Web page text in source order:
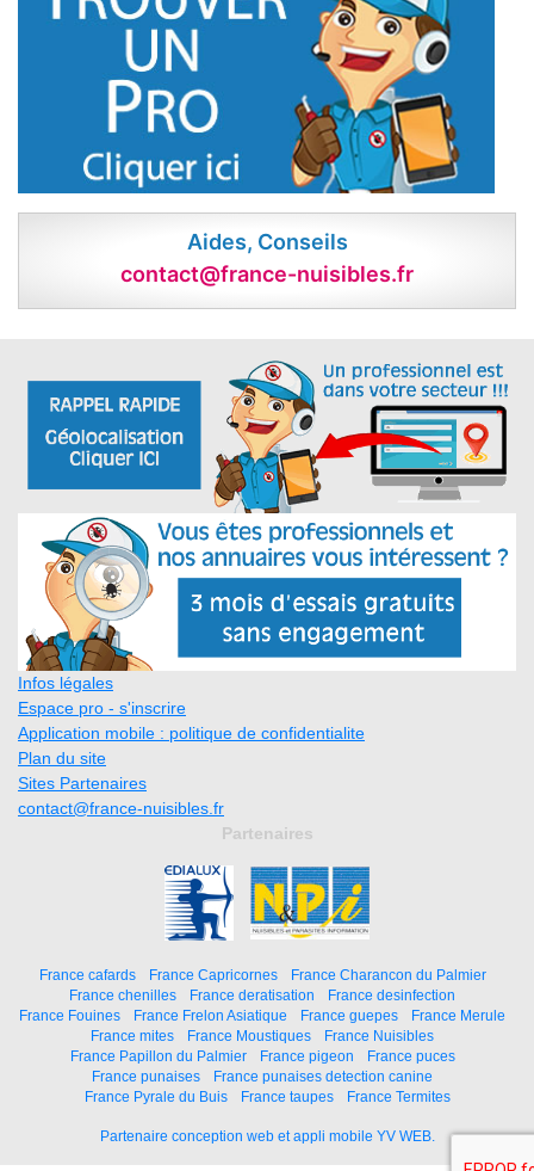
Aides, Conseils
contact@france-nuisibles.fr
Infos légales
Espace pro - s'inscrire
Application mobile : politique de confidentialite
Plan du site
Sites Partenaires
contact@france-nuisibles.fr
Partenaires
France cafards France Capricornes
France Charancon du Palmier
France chenilles
France deratisation
France desinfection
France Fouines
France Frelon Asiatique France guepes
France Merule
France mites
France Moustiques
France Nuisibles
France Papillon du Palmier
France pigeon
France puces
France punaises
France punaises detection canine
France Pyrale du Buis
France taupes France Termites
Partenaire conception web et appli mobile YV WEB.